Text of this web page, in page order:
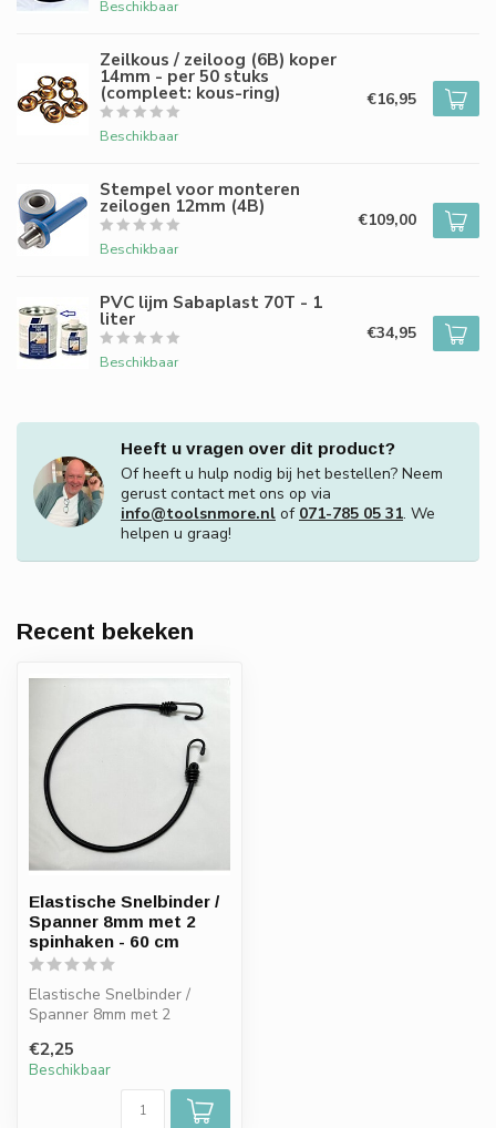
Beschikbaar
Zeilkous / zeiloog (6B) koper
14mm - per 50 stuks
(compleet: kous-ring)
Beschikbaar
€16,95
Stempel voor monteren
zeilogen 12mm (4B)
Beschikbaar
€109,00
PVC lijm Sabaplast 70T - 1
liter
Beschikbaar
€34,95
Heeft u vragen over dit product?
Of heeft u hulp nodig bij het bestellen? Neem
gerust contact met ons op via
info@toolsnmore.nl of 071-785 05 31. We
helpen u graag!
Recent bekeken
Elastische Snelbinder /
Spanner 8mm met 2
spinhaken - 60 cm
Elastische Snelbinder /
Spanner 8mm met 2
€2,25
Beschikbaar